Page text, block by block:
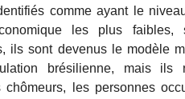
comme ayant le
les plus faibles,
ils sont devenus le modèle
brésilienne, mais ils
les personnes